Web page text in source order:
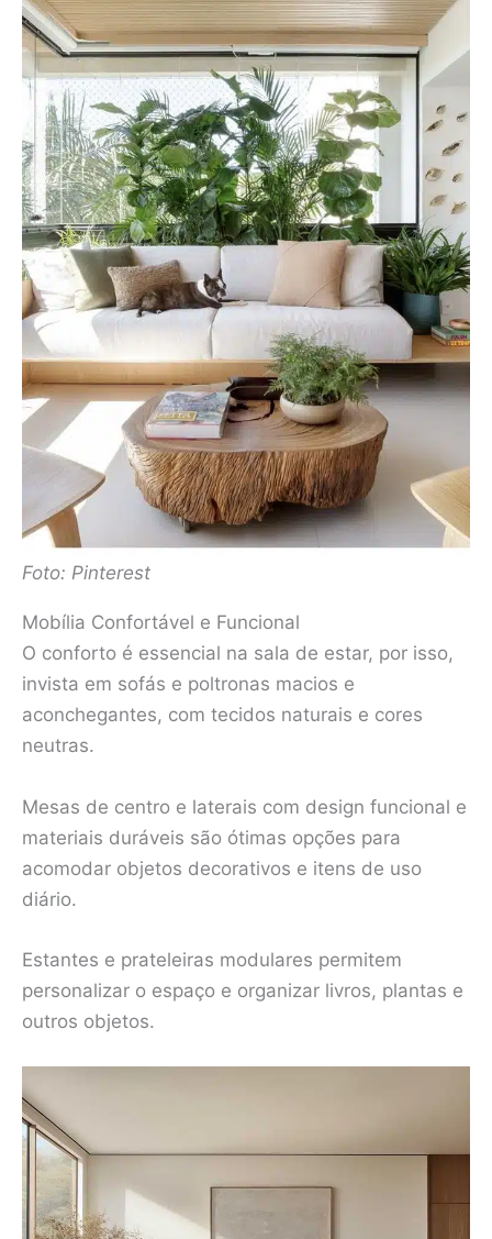
Foto: Pinterest
Mobília Confortável e Funcional
O conforto é essencial na sala de estar, por isso,
invista em sofás e poltronas macios e
aconchegantes, com tecidos naturais e cores
neutras.
Mesas de centro e laterais com design funcional e
materiais duráveis são ótimas opções para
acomodar objetos decorativos e itens de uso
diário.
Estantes e prateleiras modulares permitem
personalizar o espaço e organizar livros, plantas e
outros objetos.